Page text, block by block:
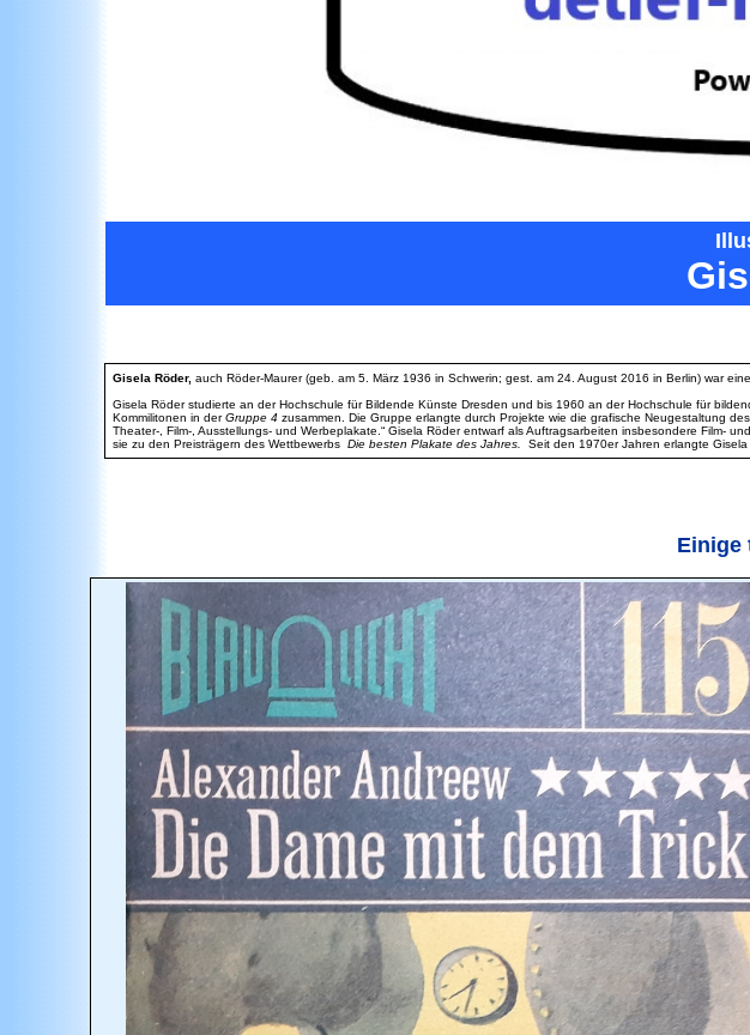
Gisela Röder, auch Röder-Maurer (geb. am 5. März 1936 in Schwerin; gest. am 24. August 2016 in Berlin) war
Gisela Röder studierte an der Hochschule für Bildende Künste Dresden und bis 1960 an der Hochschule für
Kommilitonen in derGruppe 4 zusammen. Die Gruppe erlangte durch Projekte wie die grafische Neugestaltung
Theater-, Film-, Ausstellungs- und Werbeplakate.“ Gisela Röder entwarf als Auftragsarbeiten insbesondere
sie zu den Preisträgern des Wettbewerbs Die besten Plakate des Jahres. Seit den 1970er Jahren erlangte
Einige